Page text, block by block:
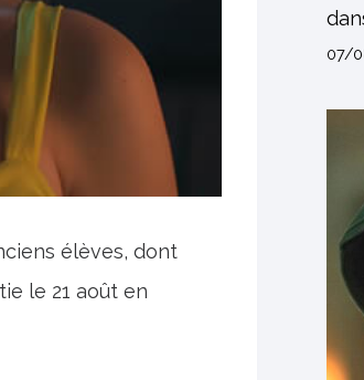
élèves, dont
le 21 août en
07/